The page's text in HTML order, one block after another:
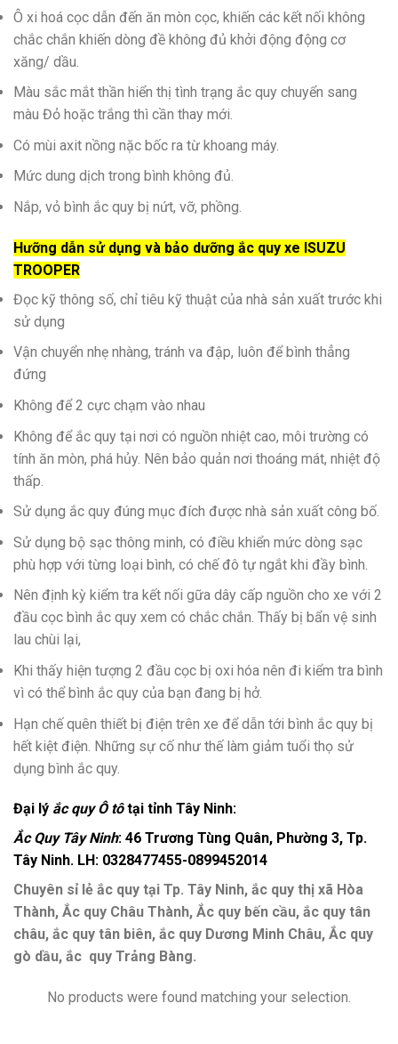
Ô xi hoá cọc dẫn đến ăn mòn cọc, khiến các kết nối không
chắc chắn khiến dòng đề không đủ khởi động động cơ
xăng/ dầu.
Màu sắc mắt thần hiển thị tình trạng ắc quy chuyển sang
màu Đỏ hoặc trắng thì cần thay mới.
Có mùi axit nồng nặc bốc ra từ khoang máy.
Mức dung dịch trong bình không đủ.
Nắp, vỏ bình ắc quy bị nứt, vỡ, phồng.
Hưỡng dẫn sử dụng và bảo dưỡng ắc quy xe ISUZU
TROOPER
Đọc kỹ thông số, chỉ tiêu kỹ thuật của nhà sản xuất trước khi
sử dụng
Vận chuyển nhẹ nhàng, tránh va đập, luôn để bình thẳng
đứng
Không để 2 cực chạm vào nhau
Không để ắc quy tại nơi có nguồn nhiệt cao, môi trường có
tính ăn mòn, phá hủy. Nên bảo quản nơi thoáng mát, nhiệt độ
thấp.
Sử dụng ắc quy đúng mục đích được nhà sản xuất công bố.
Sử dụng bộ sạc thông minh, có điều khiển mức dòng sạc
phù hợp với từng loại bình, có chế đô tự ngắt khi đầy bình.
Nên định kỳ kiểm tra kết nối gữa dây cấp nguồn cho xe với 2
đầu cọc bình ắc quy xem có chắc chắn. Thấy bị bẩn vệ sinh
lau chùi lại,
Khi thấy hiện tượng 2 đầu cọc bị oxi hóa nên đi kiểm tra bình
vì có thể bình ắc quy của bạn đang bị hở.
Hạn chế quên thiết bị điện trên xe để dẫn tới bình ắc quy bị
hết kiệt điện. Những sự cố như thế làm giảm tuổi thọ sử
dụng bình ắc quy.
Đại lý ắc quy Ô tôtại tỉnh Tây Ninh:
Ắc Quy Tây Ninh: 46 Trương Tùng Quân, Phường 3, Tp.
Tây Ninh. LH: 0328477455-0899452014
Chuyên sỉ lẻ ắc quy tại Tp. Tây Ninh, ắc quy thị xã Hòa
Thành, Ắc quy Châu Thành, Ắc quy bến cầu, ắc quy tân
châu, ắc quy tân biên, ắc quy Dương Minh Châu, Ắc quy
gò dầu, ắc quy Trảng Bàng.
No products were found matching your selection.